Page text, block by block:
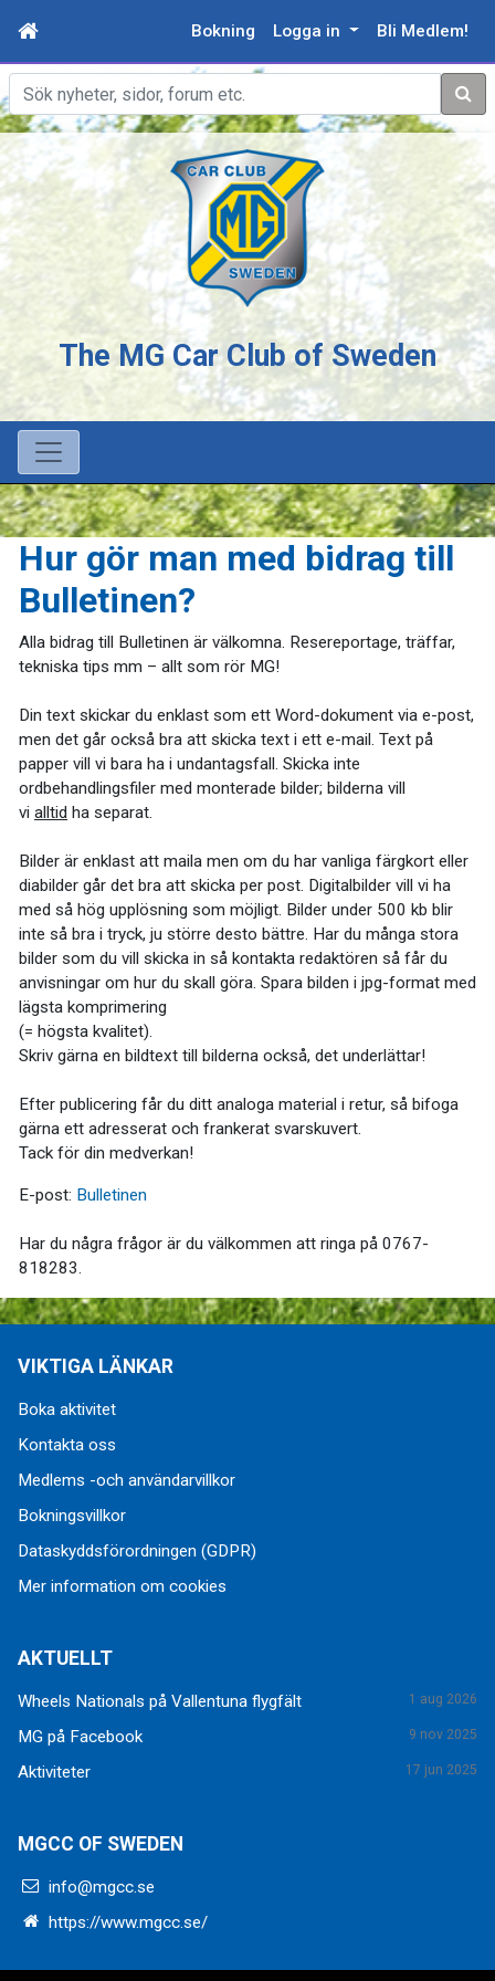
Bokning Logga in Bli Medlem!
Sök
The MG Car Club of Sweden
Hur gör man med bidrag till
Bulletinen?
Alla bidrag till Bulletinen är välkomna. Resereportage, träffar,
tekniska tips mm – allt som rör MG!
Din text skickar du enklast som ett Word-dokument via e-post,
men det går också bra att skicka text i ett e-mail. Text på
papper vill vi bara ha i undantagsfall. Skicka inte
ordbehandlingsfiler med monterade bilder; bilderna vill
vi alltid ha separat.
Bilder är enklast att maila men om du har vanliga färgkort eller
diabilder går det bra att skicka per post. Digitalbilder vill vi ha
med så hög upplösning som möjligt. Bilder under 500 kb blir
inte så bra i tryck, ju större desto bättre. Har du många stora
bilder som du vill skicka in så kontakta redaktören så får du
anvisningar om hur du skall göra. Spara bilden i jpg-format med
lägsta komprimering
(= högsta kvalitet).
Skriv gärna en bildtext till bilderna också, det underlättar!
Efter publicering får du ditt analoga material i retur, så bifoga
gärna ett adresserat och frankerat svarskuvert.
Tack för din medverkan!
E-post: Bulletinen
Har du några frågor är du välkommen att ringa på 0767-
818283.
VIKTIGA LÄNKAR
Boka aktivitet
Kontakta oss
Medlems -och användarvillkor
Bokningsvillkor
Dataskyddsförordningen (GDPR)
Mer information om cookies
AKTUELLT
Wheels Nationals på Vallentuna flygfält 1 aug 2026
MG på Facebook 9 nov 2025
Aktiviteter 17 jun 2025
MGCC OF SWEDEN
info@mgcc.se
https://www.mgcc.se/